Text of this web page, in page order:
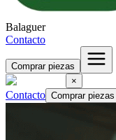
Balaguer
Contacto
Comprar piezas
×
Contacto Comprar piezas